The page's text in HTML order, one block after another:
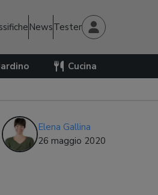
NewsTester
Cucina
Elena Gallina
26 maggio 2020